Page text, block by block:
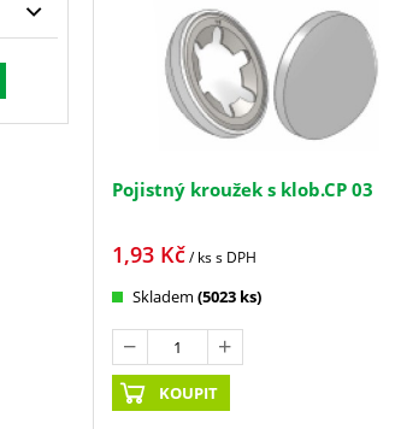
Pojistný kroužek s klob.CP 03
1,93Kč/ kss DPH
Skladem (5023 ks)
KOUPIT